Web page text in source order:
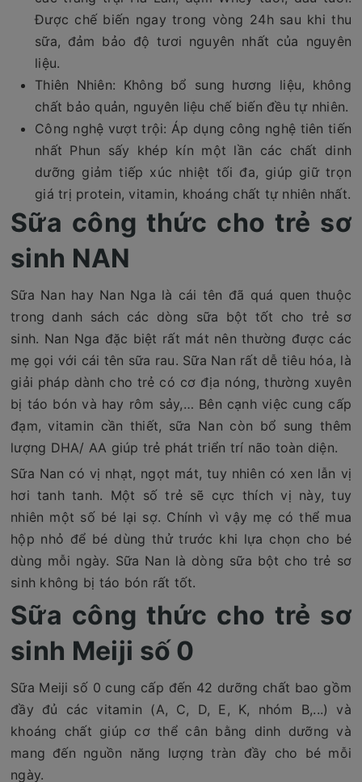
Được chế biến ngay trong vòng 24h sau khi thu
sữa, đảm bảo độ tươi nguyên nhất của nguyên
liệu.
Thiên Nhiên: Không bổ sung hương liệu, không
chất bảo quản, nguyên liệu chế biến đều tự nhiên.
Công nghệ vượt trội: Áp dụng công nghệ tiên tiến
nhất Phun sấy khép kín một lần các chất dinh
dưỡng giảm tiếp xúc nhiệt tối đa, giúp giữ trọn
giá trị protein, vitamin, khoáng chất tự nhiên nhất.
Sữa công thức cho trẻ sơ
sinh NAN
Sữa Nan hay Nan Nga là cái tên đã quá quen thuộc
trong danh sách các dòng sữa bột tốt cho trẻ sơ
sinh. Nan Nga đặc biệt rất mát nên thường được các
mẹ gọi với cái tên sữa rau. Sữa Nan rất dễ tiêu hóa, là
giải pháp dành cho trẻ có cơ địa nóng, thường xuyên
bị táo bón và hay rôm sảy,… Bên cạnh việc cung cấp
đạm, vitamin cần thiết, sữa Nan còn bổ sung thêm
lượng DHA/ AA giúp trẻ phát triển trí não toàn diện.
Sữa Nan có vị nhạt, ngọt mát, tuy nhiên có xen lẫn vị
hơi tanh tanh. Một số trẻ sẽ cực thích vị này, tuy
nhiên một số bé lại sợ. Chính vì vậy mẹ có thể mua
hộp nhỏ để bé dùng thử trước khi lựa chọn cho bé
dùng mỗi ngày. Sữa Nan là dòng sữa bột cho trẻ sơ
sinh không bị táo bón rất tốt.
Sữa công thức cho trẻ sơ
sinh Meiji số 0
Sữa Meiji số 0 cung cấp đến 42 dưỡng chất bao gồm
đầy đủ các vitamin (A, C, D, E, K, nhóm B,...) và
khoáng chất giúp cơ thể cân bằng dinh dưỡng và
mang đến nguồn năng lượng tràn đầy cho bé mỗi
ngày.